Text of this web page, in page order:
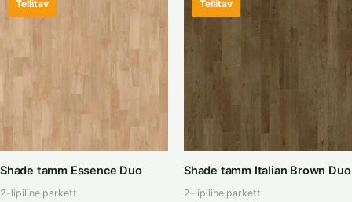
Tellitav
Shade tamm Essence Duo
2-lipiline parkett
Tellitav
Shade tamm Italian Brown Duo
2-lipiline parkett